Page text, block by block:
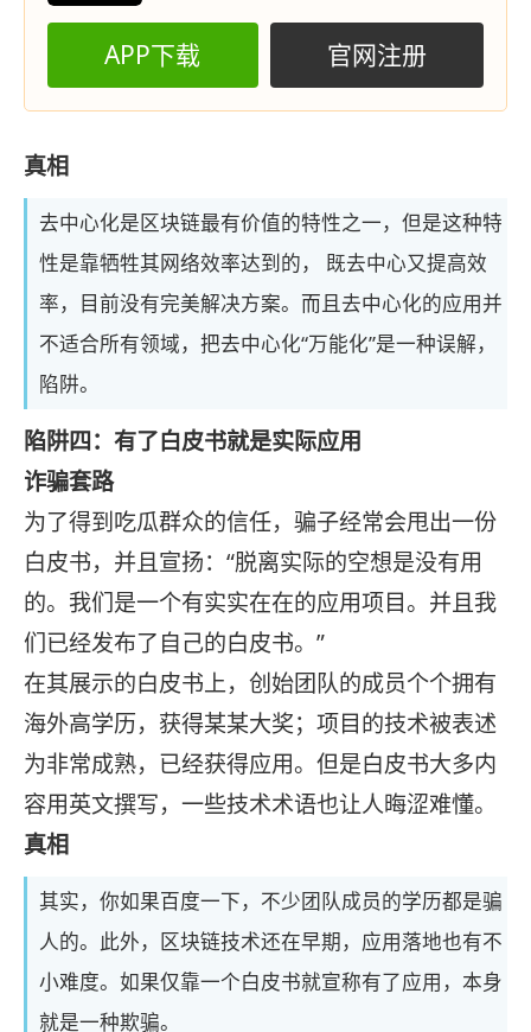
APP下载 官网注册
真相
去中心化是区块链最有价值的特性之一，但是这种特
性是靠牺牲其网络效率达到的， 既去中心又提高效
率，目前没有完美解决方案。而且去中心化的应用并
不适合所有领域，把去中心化“万能化”是一种误解，
陷阱。
陷阱四：有了白皮书就是实际应用
诈骗套路
为了得到吃瓜群众的信任，骗子经常会甩出一份
白皮书，并且宣扬：“脱离实际的空想是没有用
的。我们是一个有实实在在的应用项目。并且我
们已经发布了自己的白皮书。”
在其展示的白皮书上，创始团队的成员个个拥有
海外高学历，获得某某大奖；项目的技术被表述
为非常成熟，已经获得应用。但是白皮书大多内
容用英文撰写，一些技术术语也让人晦涩难懂。
真相
其实，你如果百度一下，不少团队成员的学历都是骗
人的。此外，区块链技术还在早期，应用落地也有不
小难度。如果仅靠一个白皮书就宣称有了应用，本身
就是一种欺骗。